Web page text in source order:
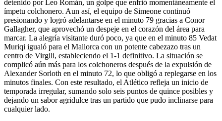
detenido por Leo Román, un golpe que enfrió momentáneamente el
ímpetu colchonero. Aun así, el equipo de Simeone continuó
presionando y logró adelantarse en el minuto 79 gracias a Conor
Gallagher, que aprovechó un despeje en el corazón del área para
marcar. La alegría visitante duró poco, ya que en el minuto 85 Vedat
Muriqi igualó para el Mallorca con un potente cabezazo tras un
centro de Virgili, estableciendo el 1-1 definitivo. La situación se
complicó aún más para los colchoneros después de la expulsión de
Alexander Sorloth en el minuto 72, lo que obligó a replegarse en los
minutos finales. Con este resultado, el Atlético refleja un inicio de
temporada irregular, sumando solo seis puntos de quince posibles y
dejando un sabor agridulce tras un partido que pudo inclinarse para
cualquier lado.